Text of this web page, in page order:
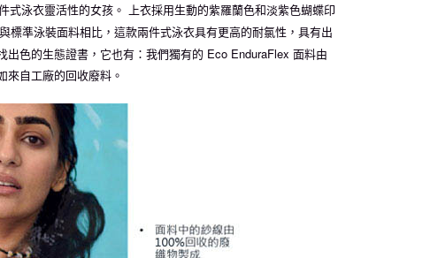
泳衣靈活性的女孩。 上衣採用生動的紫羅蘭色和淡紫色蝴蝶印
準泳裝面料相比，這款兩件式泳衣具有更高的耐氯性，具有出
色的生態證書，它也有：我們獨有的 Eco EnduraFlex 面料由
來自工廠的回收廢料。